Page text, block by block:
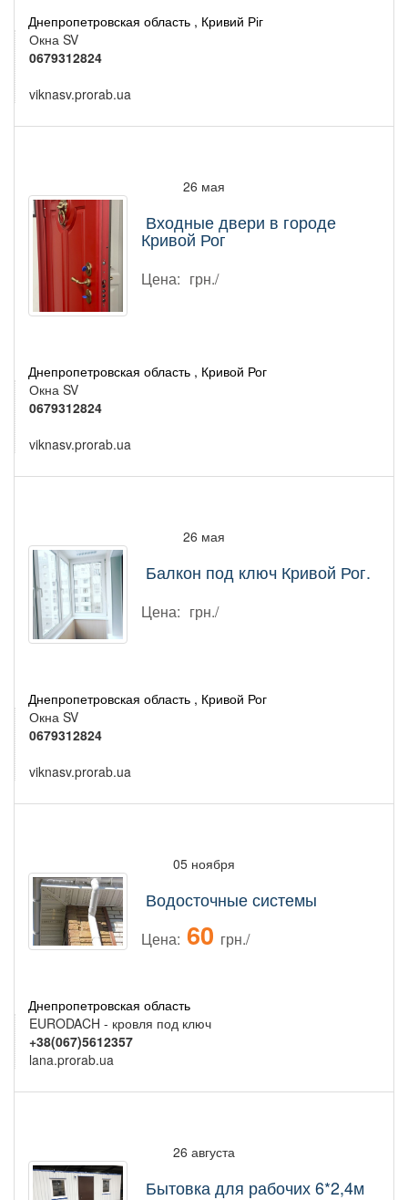
Днепропетровская область , Кривий Ріг
Окна SV
0679312824
viknasv.prorab.ua
26 мая
Входные двери в городе
Кривой Рог
Цена: грн./
Днепропетровская область , Кривой Рог
Окна SV
0679312824
viknasv.prorab.ua
26 мая
Балкон под ключ Кривой Рог.
Цена: грн./
Днепропетровская область , Кривой Рог
Окна SV
0679312824
viknasv.prorab.ua
05 ноября
Водосточные системы
Цена: 60 грн./
Днепропетровская область
EURODACH - кровля под ключ
+38(067)5612357
lana.prorab.ua
26 августа
Бытовка для рабочих 6*2,4м